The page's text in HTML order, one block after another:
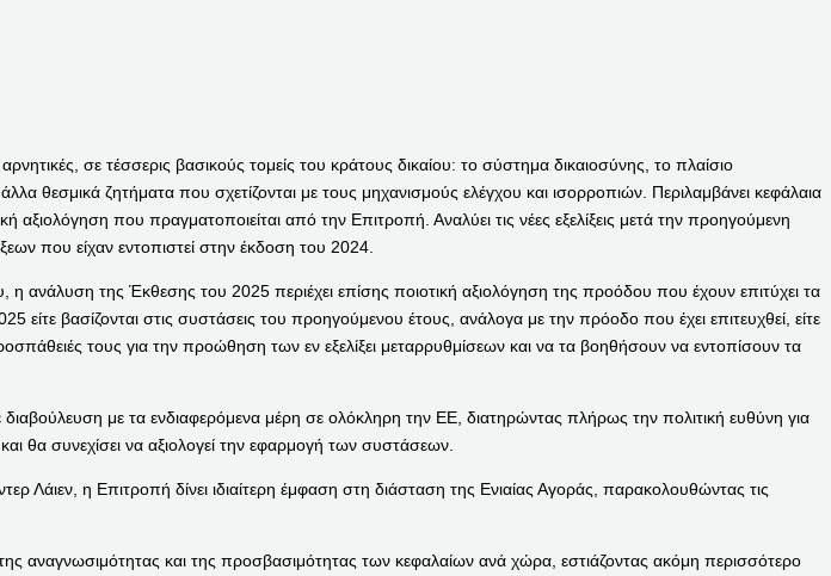
σε τέσσερις βασικούς τομείς του κράτους δικαίου: το σύστημα δικαιοσύνης, το πλαίσιο
ζητήματα που σχετίζονται με τους μηχανισμούς ελέγχου και ισορροπιών. Περιλαμβάνει κεφάλαια
που πραγματοποιείται από την Επιτροπή. Αναλύει τις νέες εξελίξεις μετά την προηγούμενη
που είχαν εντοπιστεί στην έκδοση του 2024.
της Έκθεσης του 2025 περιέχει επίσης ποιοτική αξιολόγηση της προόδου που έχουν επιτύχει τα
βασίζονται στις συστάσεις του προηγούμενου έτους, ανάλογα με την πρόοδο που έχει επιτευχθεί, είτε
τους για την προώθηση των εν εξελίξει μεταρρυθμίσεων και να τα βοηθήσουν να εντοπίσουν τα
με τα ενδιαφερόμενα μέρη σε ολόκληρη την ΕΕ, διατηρώντας πλήρως την πολιτική ευθύνη για
θα συνεχίσει να αξιολογεί την εφαρμογή των συστάσεων.
η Επιτροπή δίνει ιδιαίτερη έμφαση στη διάσταση της Ενιαίας Αγοράς, παρακολουθώντας τις
αναγνωσιμότητας και της προσβασιμότητας των κεφαλαίων ανά χώρα, εστιάζοντας ακόμη περισσότερο